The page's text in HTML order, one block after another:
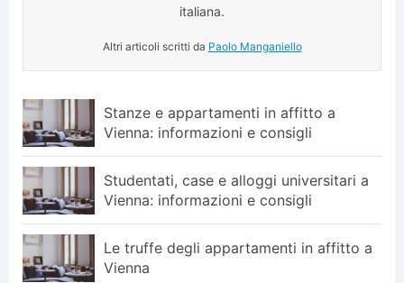
italiana.
Altri articoli scritti da Paolo Manganiello
Stanze e appartamenti in affitto a
Vienna: informazioni e consigli
Studentati, case e alloggi universitari a
Vienna: informazioni e consigli
Le truffe degli appartamenti in affitto a
Vienna